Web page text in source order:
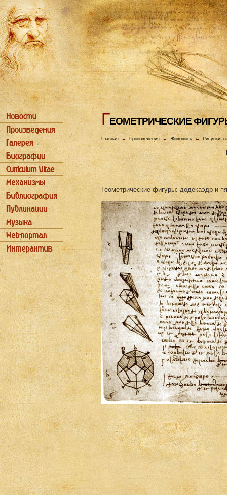
ГЕОМЕТРИЧЕСКИЕ
Главная→ Произведения → Живопись → Рисунки,
Геометрические фигуры: додекаэдр и